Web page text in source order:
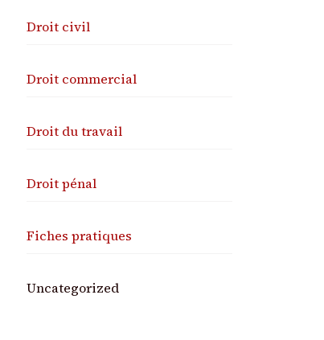
Droit civil
Droit commercial
Droit du travail
Droit pénal
Fiches pratiques
Uncategorized